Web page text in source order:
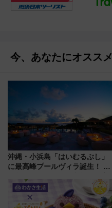
今、あなたにオススメ
沖縄・小浜島「はいむるぶし」
に最高峰プールヴィラ誕生！ 石
美旅「何もしない贅沢」を体験
してみない？